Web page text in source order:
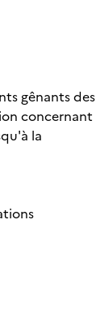
gênants des
concernant
la